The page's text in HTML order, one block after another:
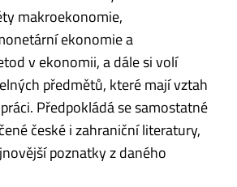
makroekonomie,
ekonomie a
v ekonomii, a dále si volí
předmětů, které mají vztah
Předpokládá se samostatné
české i zahraniční literatury,
poznatky z daného